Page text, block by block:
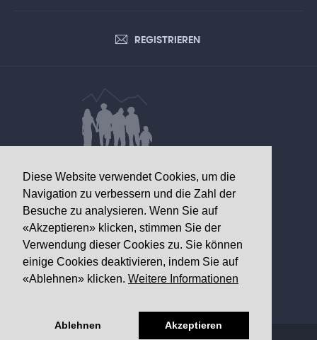
Diese Website verwendet Cookies, um die
Navigation zu verbessern und die Zahl der
Besuche zu analysieren. Wenn Sie auf
«Akzeptieren» klicken, stimmen Sie der
Verwendung dieser Cookies zu. Sie können
einige Cookies deaktivieren, indem Sie auf
«Ablehnen» klicken. Weitere Informationen
Ablehnen Akzeptieren
REGISTRIEREN
INTERESSE
Walliser Gesundheitsobservatorium
Av. Grand-Champsec 64
1950 Sitten
Telefon+41 27 603 49 61